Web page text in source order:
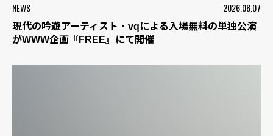
NEWS 2026.08.07
現代の吟遊アーティスト・vqによる入場無料の単独公演
がWWW企画『FREE』にて開催